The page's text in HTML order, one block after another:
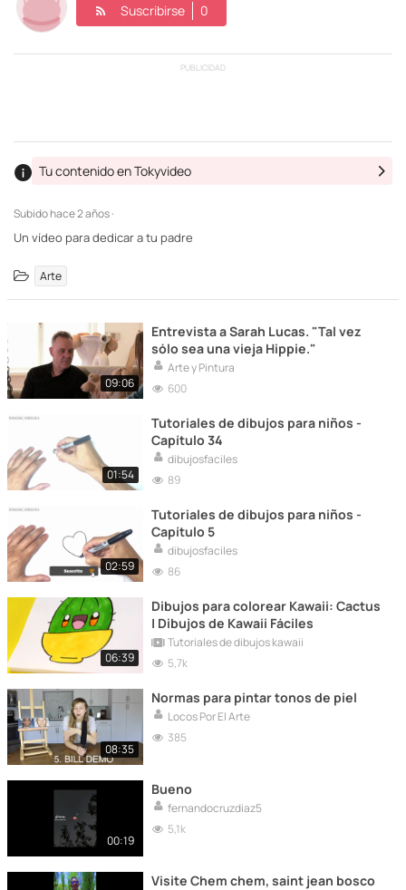
Suscribirse 0
PUBLICIDAD
Subidohace 2 años ·
Tu contenido en Tokyvideo
Un vídeo para dedicar a tu padre
Arte
09:06
Entrevista a Sarah Lucas. "Tal vez
sólo sea una vieja Hippie."
Arte y Pintura
600
01:54
Tutoriales de dibujos para niños -
Capítulo 34
dibujosfaciles
89
02:59
Tutoriales de dibujos para niños -
Capítulo 5
dibujosfaciles
86
06:39
Dibujos para colorear Kawaii: Cactus
| Dibujos de Kawaii Fáciles
Tutoriales de dibujos kawaii
5,7k
08:35
Normas para pintar tonos de piel
Locos Por El Arte
385
00:19
Bueno
fernandocruzdiaz5
5,1k
Visite Chem chem, saint jean bosco